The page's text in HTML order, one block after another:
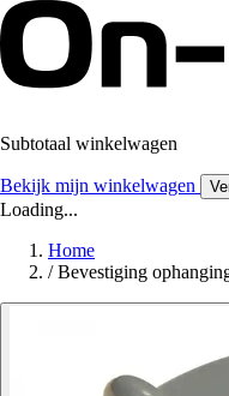
Subtotaal winkelwagen
Bekijk mijn winkelwagen
Loading...
Home
/ Bevestiging